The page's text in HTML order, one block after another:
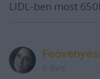
LIDL-ben most